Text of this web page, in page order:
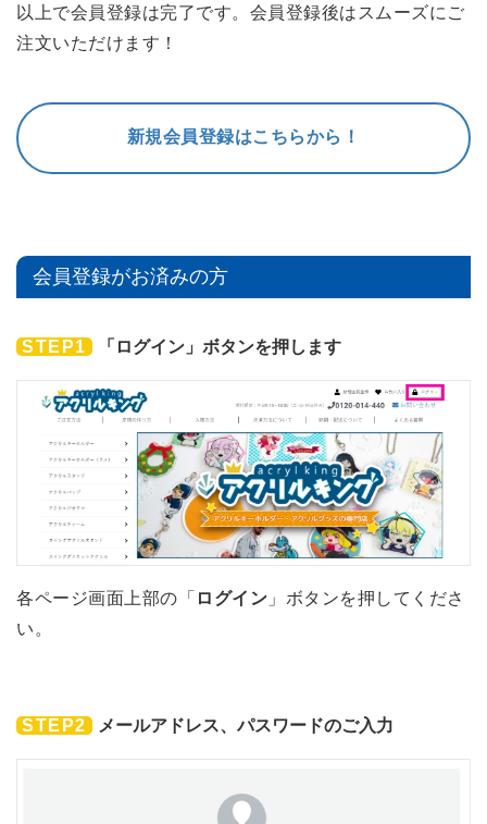
以上で会員登録は完了です。会員登録後はスムーズにご
注文いただけます！
新規会員登録はこちらから！
会員登録がお済みの方
STEP1 「ログイン」ボタンを押します
各ページ画面上部の「 ログイン 」ボタンを押してくださ
い。
STEP2 メールアドレス、パスワードのご入力